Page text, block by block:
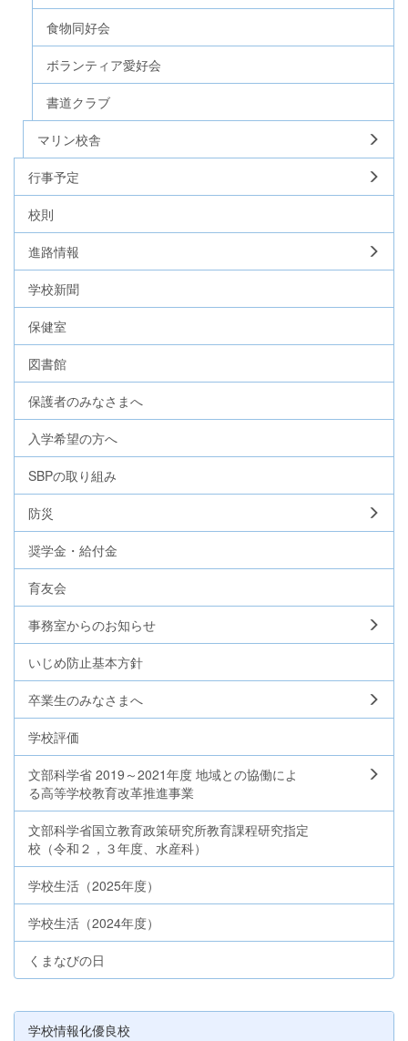
食物同好会
ボランティア愛好会
書道クラブ
マリン校舎
行事予定
校則
進路情報
学校新聞
保健室
図書館
保護者のみなさまへ
入学希望の方へ
SBPの取り組み
防災
奨学金・給付金
育友会
事務室からのお知らせ
いじめ防止基本方針
卒業生のみなさまへ
学校評価
文部科学省 2019～2021年度 地域との協働によ
る高等学校教育改革推進事業
文部科学省国立教育政策研究所教育課程研究指定
校（令和２，３年度、水産科）
学校生活（2025年度）
学校生活（2024年度）
くまなびの日
学校情報化優良校